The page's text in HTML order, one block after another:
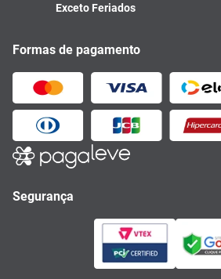
Exceto Feriados
Formas de pagamento
Segurança